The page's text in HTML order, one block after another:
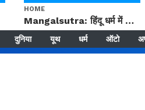
HOME
Mangalsutra: हिंदू धर्म में शादी के बाद मंगलसूत्र क्यों पहनती है महिलाएं, किसने शुरु की ये परंपरा
दुनिया यूथ धर्म ऑटो